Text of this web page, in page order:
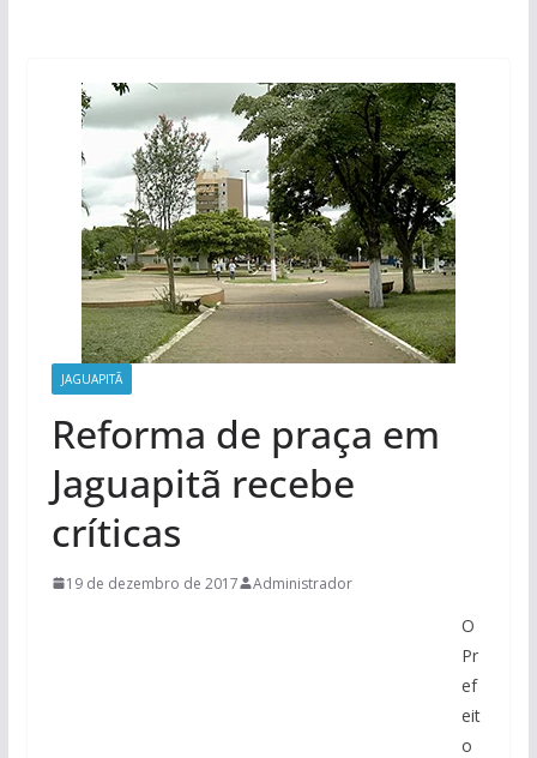
JAGUAPITÃ
Reforma de praça em
Jaguapitã recebe
críticas
19 de dezembro de 2017 Administrador
O
Pr
ef
eit
o